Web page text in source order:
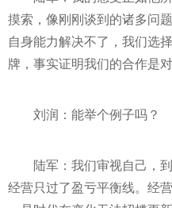
摸索，像刚刚谈到的诸多问
自身能力解决不了，我们选
牌，事实证明我们的合作是对
刘润：能举个例子吗？
陆军：我们审视自己，
经营只过了盈亏平衡线。经